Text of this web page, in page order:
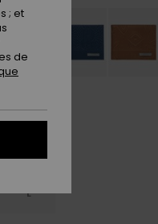
L
; et
de